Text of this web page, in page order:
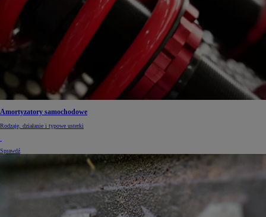
Amortyzatory samochodowe
Rodzaje, działanie i typowe usterki
Sprawdź